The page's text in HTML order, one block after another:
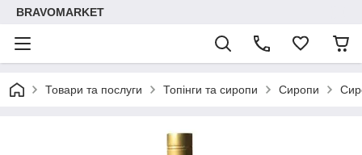
BRAVOMARKET
Товари та послуги Топінги та сиропи Сиропи